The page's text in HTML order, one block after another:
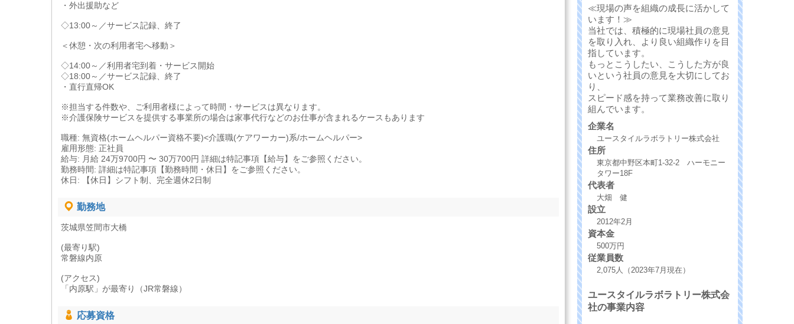
・外出援助など
◇13:00～／サービス記録、終了
＜休憩・次の利用者宅へ移動＞
◇14:00～／利用者宅到着・サービス開始
◇18:00～／サービス記録、終了
・直行直帰OK
※担当する件数や、ご利用者様によって時間・サービスは異なります。
※介護保険サービスを提供する事業所の場合は家事代行などのお仕事が含まれるケースもあります
職種: 無資格(ホームヘルパー資格不要)<介護職(ケアワーカー)系/ホームヘルパー>
雇用形態: 正社員
給与: 月給 24万9700円 〜 30万700円 詳細は特記事項【給与】をご参照ください。
勤務時間: 詳細は特記事項【勤務時間・休日】をご参照ください。
休日: 【休日】シフト制、完全週休2日制
勤務地
茨城県笠間市大橋
(最寄り駅)
常磐線内原
(アクセス)
「内原駅」が最寄り（JR常磐線）
応募資格
≪現場の声を組織の成長に活かして
います！≫
当社では、積極的に現場社員の意見
を取り入れ、より良い組織作りを目
指しています。
もっとこうしたい、こうした方が良
いという社員の意見を大切にしてお
り、
スピード感を持って業務改善に取り
組んでいます。
企業名
ユースタイルラボラトリー株式会社
住所
東京都中野区本町1-32-2 ハーモニー
タワー18F
代表者
大畑 健
設立
2012年2月
資本金
500万円
従業員数
2,075人（2023年7月現在）
ユースタイルラボラトリー株式会
社の事業内容